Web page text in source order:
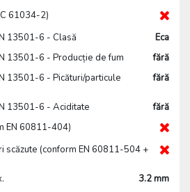
61034-2)
13501-6 - Clasă
Eca
13501-6 - Producție de fum
fără
13501-6 - Picături/particule
fără
13501-6 - Aciditate
fără
EN 60811-404)
scăzute (conform EN 60811-504 +
3.2 mm